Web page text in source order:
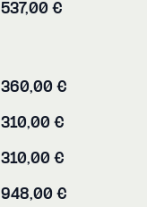
537,00 €
360,00 €
310,00 €
310,00 €
948,00 €